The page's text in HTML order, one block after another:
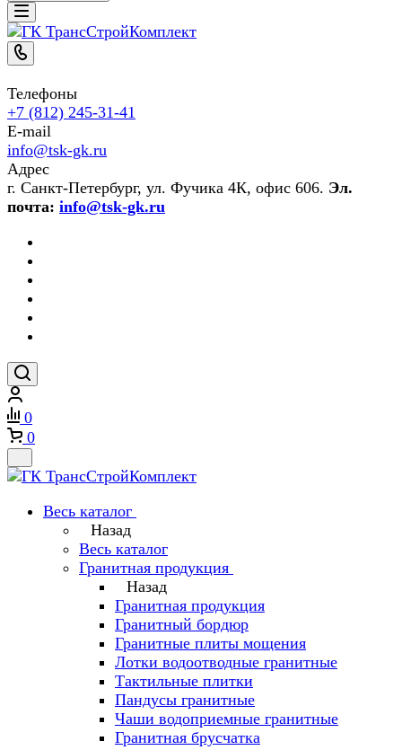
Телефоны
+7 (812) 245-31-41
E-mail
info@tsk-gk.ru
Адрес
г. Санкт-Петербург, ул. Фучика 4К, офис 606. Эл.
почта: info@tsk-gk.ru
0
0
Весь каталог
Назад
Весь каталог
Гранитная продукция
Назад
Гранитная продукция
Гранитный бордюр
Гранитные плиты мощения
Лотки водоотводные гранитные
Тактильные плитки
Пандусы гранитные
Чаши водоприемные гранитные
Гранитная брусчатка